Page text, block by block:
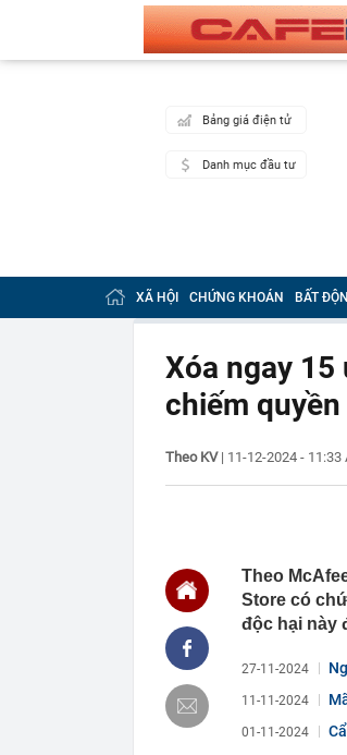
Bảng giá điện tử
Danh mục đầu tư
XÃ HỘI CHỨNG KHOÁN BẤT
Xóa ngay
chiếm
Theo KV | 11-12-2024 - 11:33
Theo
Store có
độc hại này
27-11-2024
11-11-2024
01-11-2024